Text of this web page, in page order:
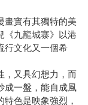
畫實有其獨特的美
《九龍城寨》以港
行文化又一個希
，又具幻想力，而
成一盤，能自成風
色是映象強烈，